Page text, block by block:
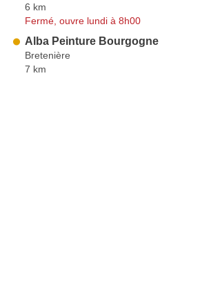
6 km
Fermé, ouvre lundi à 8h00
Alba Peinture Bourgogne
Bretenière
7 km